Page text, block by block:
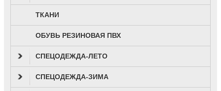
ТКАНИ
ОБУВЬ РЕЗИНОВАЯ ПВХ
СПЕЦОДЕЖДА-ЛЕТО
СПЕЦОДЕЖДА-ЗИМА